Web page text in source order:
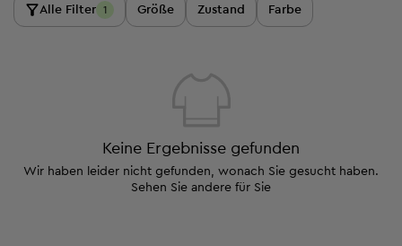
Alle Filter 1 Größe Zustand Farbe
Keine Ergebnisse gefunden
Wir haben leider nicht gefunden, wonach Sie gesucht haben.
Sehen Sie andere für Sie